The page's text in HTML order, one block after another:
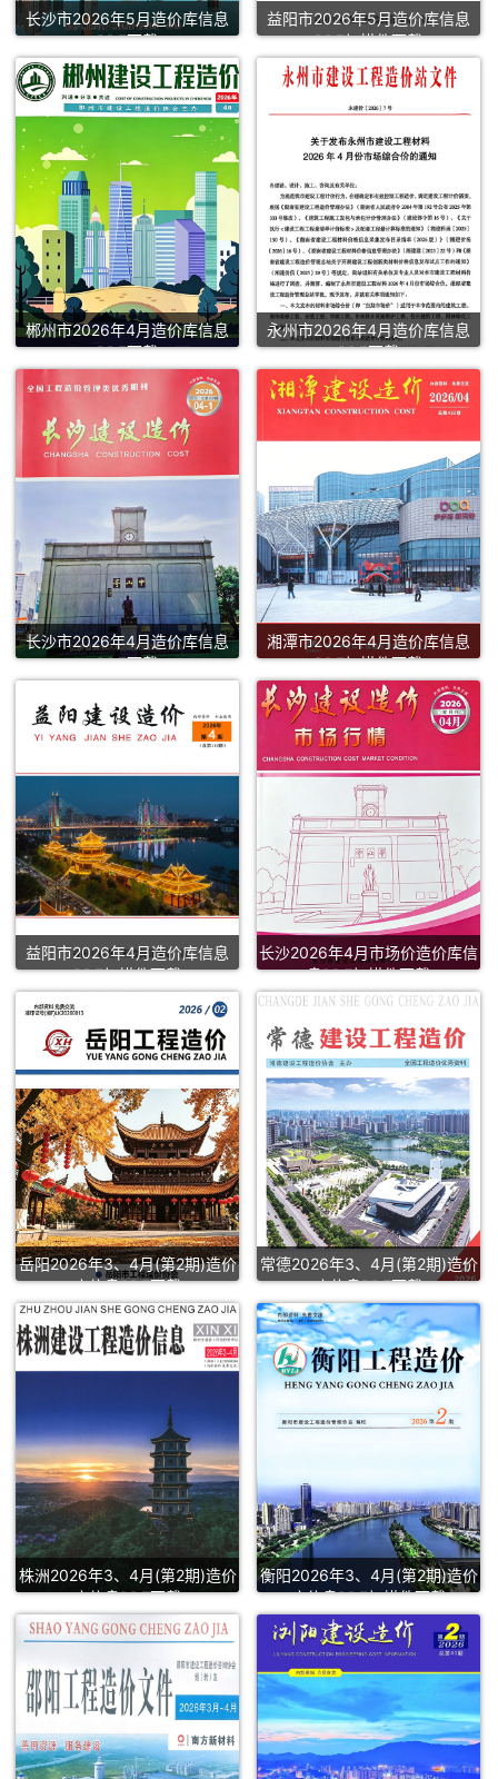
长沙市2026年5月造价库信息
PDF下载
益阳市2026年5月造价库信息
PDF扫描件下载
郴州市2026年4月造价库信息
PDF下载
永州市2026年4月造价库信息
PDF下载
长沙市2026年4月造价库信息
PDF下载
湘潭市2026年4月造价库信息
PDF扫描件下载
益阳市2026年4月造价库信息
PDF扫描件下载
长沙2026年4月市场价造价库信
息PDF扫描件下载
岳阳2026年3、4月(第2期)造价
库信息PDF下载
常德2026年3、4月(第2期)造价
库信息PDF下载
株洲2026年3、4月(第2期)造价
库信息PDF下载
衡阳2026年3、4月(第2期)造价
库信息PDF扫描件下载